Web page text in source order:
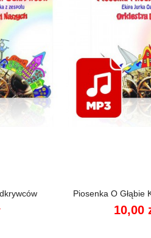
Piosenka O Głąbie
10,00
 Szybki